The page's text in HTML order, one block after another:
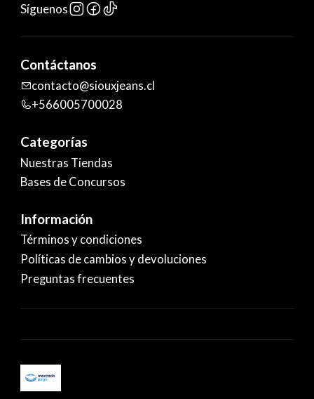
Síguenos
Contáctanos
contacto@siouxjeans.cl
+566005700028
Categorías
Nuestras Tiendas
Bases de Concursos
Información
Términos y condiciones
Políticas de cambios y devoluciones
Preguntas frecuentes